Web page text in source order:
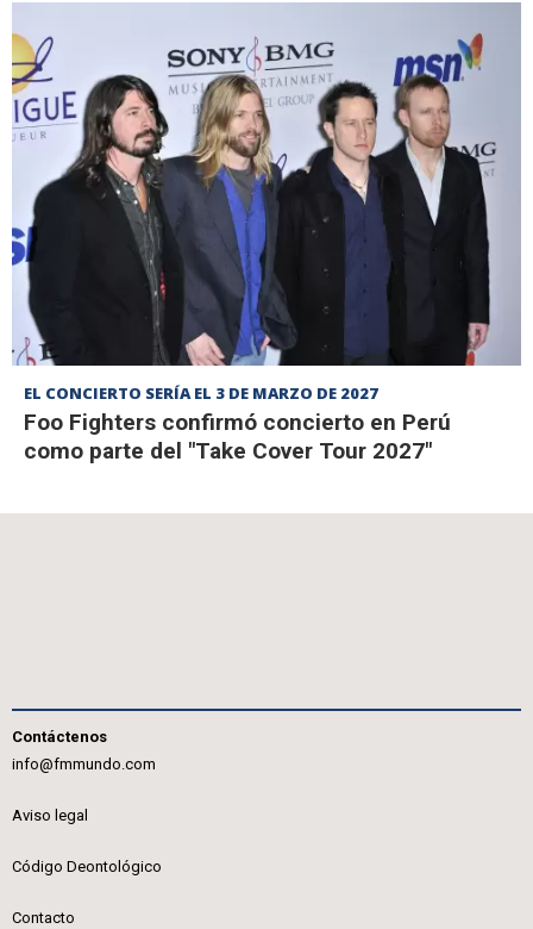
EL CONCIERTO SERÍA EL 3 DE MARZO DE 2027
Foo Fighters confirmó concierto en Perú
como parte del "Take Cover Tour 2027"
Contáctenos
info@fmmundo.com
Aviso legal
Código Deontológico
Contacto